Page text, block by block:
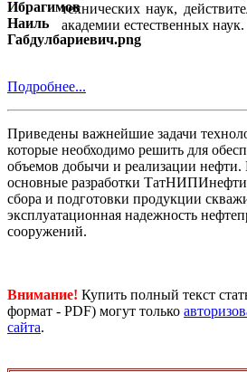
технических наук,
академии естественных наук.
Подробнее...
Приведены важнейшие задачи
которые необходимо решить для
объемов добычи и реализации нефти.
основные разработки
сбора и подготовки продукции
эксплуатационная надежность
сооружений.
Внимание! Купить полный текст
формат - PDF) могут только
сайта.